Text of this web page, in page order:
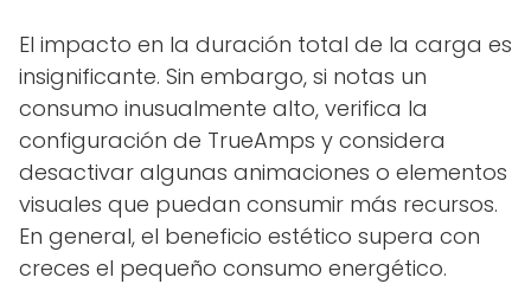
El impacto en la duración total de la carga es
insignificante. Sin embargo, si notas un
consumo inusualmente alto, verifica la
configuración de TrueAmps y considera
desactivar algunas animaciones o elementos
visuales que puedan consumir más recursos.
En general, el beneficio estético supera con
creces el pequeño consumo energético.